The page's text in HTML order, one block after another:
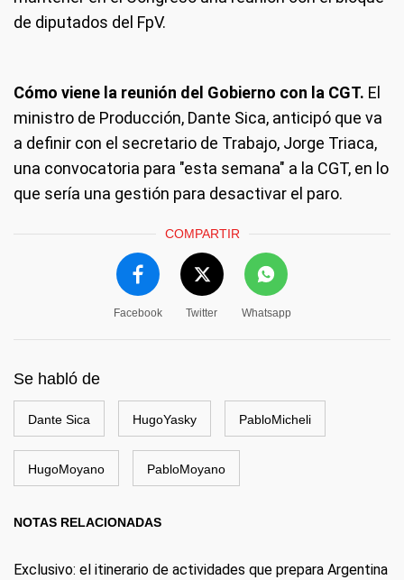
de diputados del FpV.
Cómo viene la reunión del Gobierno con la CGT. El
ministro de Producción, Dante Sica, anticipó que va
a definir con el secretario de Trabajo, Jorge Triaca,
una convocatoria para "esta semana" a la CGT, en lo
que sería una gestión para desactivar el paro.
COMPARTIR
Facebook Twitter Whatsapp
Se habló de
Dante Sica HugoYasky PabloMicheli
HugoMoyano PabloMoyano
NOTAS RELACIONADAS
Exclusivo: el itinerario de actividades que prepara Argentina